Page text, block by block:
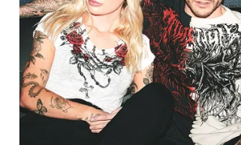
MANDALIKA
WN
LIKUPANG
WN
LABUANBAJO